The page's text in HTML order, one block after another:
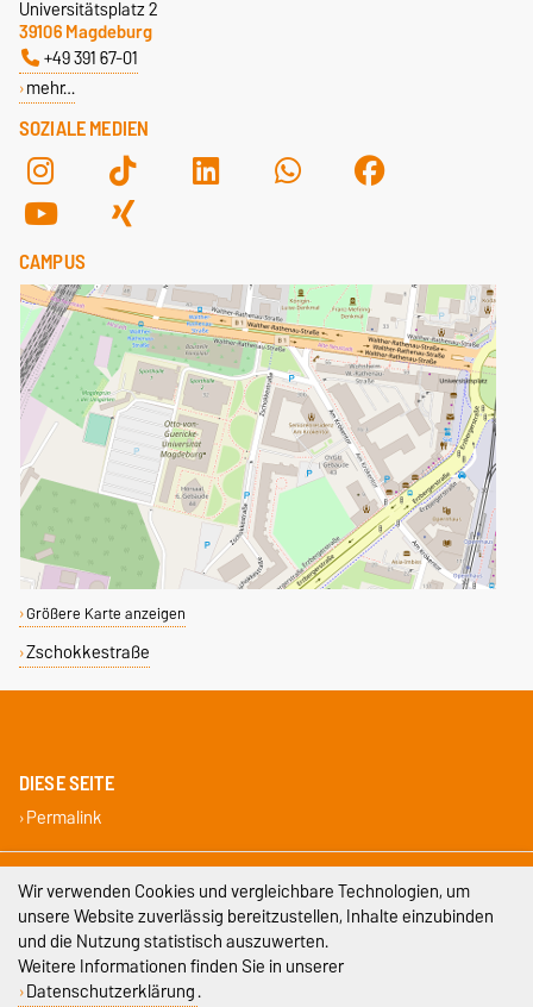
SOZIALE MEDIEN
Universitätsplatz 2
39106 Magdeburg
+49 391 67-01
mehr…
CAMPUS
Größere Karte anzeigen
Zschokkestraße
DIESE SEITE
Permalink
Impressum
Datenschutz
Barrierefreiheit
Wir verwenden Cookies und vergleichbare Technologien, um
unsere Website zuverlässig bereitzustellen, Inhalte einzubinden
und die Nutzung statistisch auszuwerten.
Weitere Informationen finden Sie in unserer
Datenschutzerklärung.